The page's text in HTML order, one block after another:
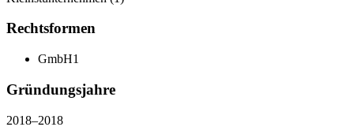
Rechtsformen
GmbH1
Gründungsjahre
2018–2018